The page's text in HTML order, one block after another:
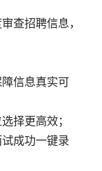
查招聘信息，
障信息真实可
择更高效；
试成功一键录